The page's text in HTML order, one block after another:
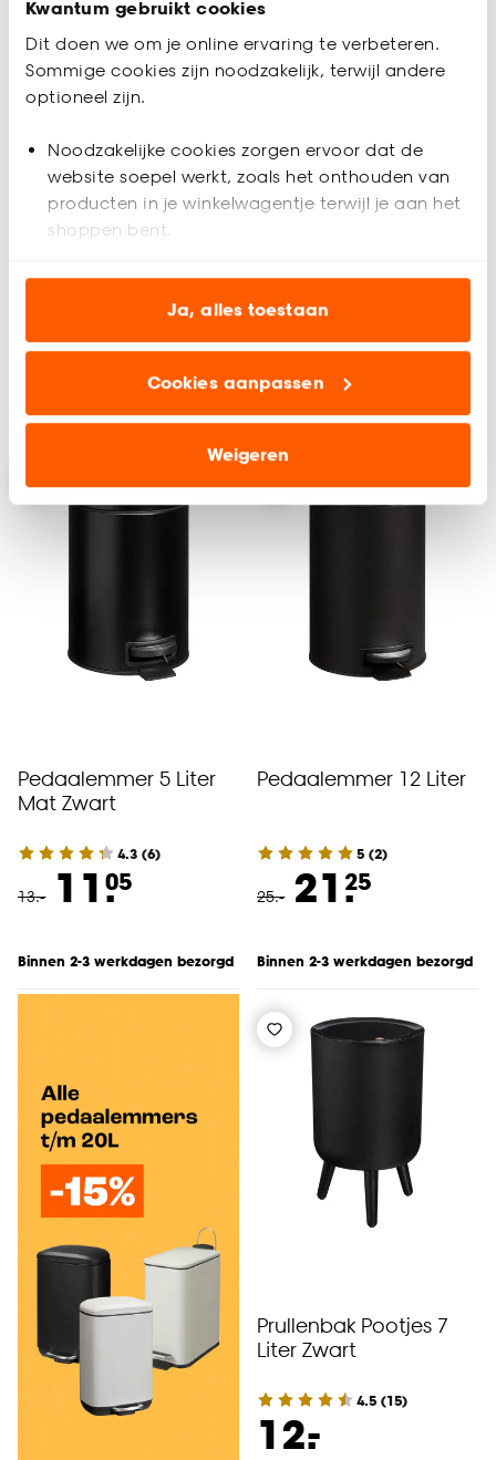
Kwantum gebruikt cookies
Dit doen we om je online ervaring te verbeteren.
Sommige cookies zijn noodzakelijk, terwijl andere
optioneel zijn.
Noodzakelijke cookies zorgen ervoor dat de
website soepel werkt, zoals het onthouden van
producten in je winkelwagentje terwijl je aan het
shoppen bent.
Analytische cookies (optioneel) helpen ons de
website te verbeteren voor jou en al onze andere
Marketing cookies (optioneel) laten jou
relevante informatie en aanbiedingen zien op
advertenties en communicatie.
Klik op ‘Ja, alles toestaan’ om gebruik te maken
klikken.
Ja, alles toestaan
Cookies aanpassen
Weigeren
Pedaalemmer 3 Liter
)
8.- 6.
Binnen 2-3 werkdagen bezorgd
20.- 17.
-
Binnen 2-3 werkdagen bezorgd
Pedaalemmer 5 Liter
Mat Zwart
4.3 (6)
13.- 11.05
Binnen 2-3 werkdagen bezorgd
Pedaalemmer 12 Liter
5 (2)
25.- 21.25
Binnen 2-3 werkdagen bezorgd
Prullenbak Pootjes 7
Liter Zwart
4.5 (15)
12.
-